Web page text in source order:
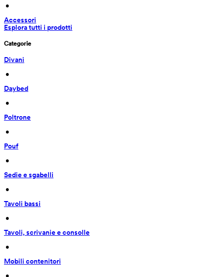
•
Accessori
Esplora tutti i prodotti
Categorie
Divani
•
Daybed
•
Poltrone
•
Pouf
•
Sedie e sgabelli
•
Tavoli bassi
•
Tavoli, scrivanie e consolle
•
Mobili contenitori